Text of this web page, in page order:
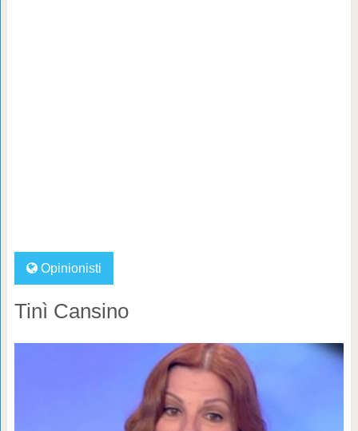
Opinionisti
Tinì Cansino